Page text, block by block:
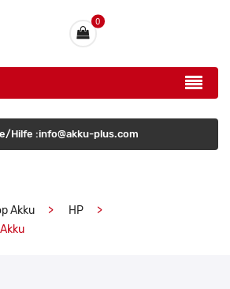
0
Hilfe :info@akku-plus.com
Akku
HP